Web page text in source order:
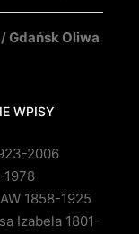
/ Gdańsk Oliwa
WPISY
2006
1978
1858-1925
Izabela 1801-